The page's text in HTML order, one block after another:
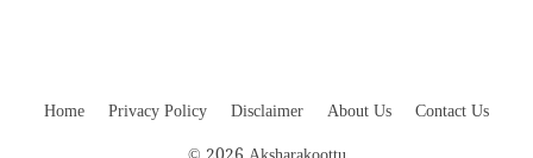
Home Privacy Policy Disclaimer About Us Contact Us